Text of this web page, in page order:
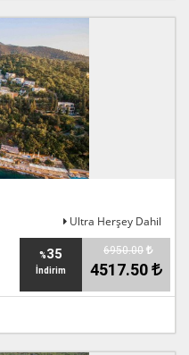
Ultra Herşey Dahil
%35
İndirim
6950.00
4517.50